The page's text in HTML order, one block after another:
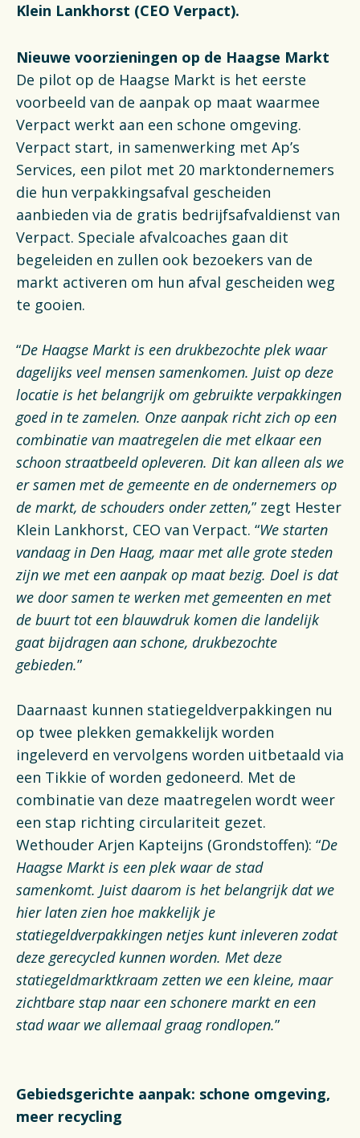
Klein Lankhorst (CEO Verpact).
Nieuwe voorzieningen op de Haagse Markt
De pilot op de Haagse Markt is het eerste
voorbeeld van de aanpak op maat waarmee
Verpact werkt aan een schone omgeving.
Verpact start, in samenwerking met Ap’s
Services, een pilot met 20 marktondernemers
die hun verpakkingsafval gescheiden
aanbieden via de gratis bedrijfsafvaldienst van
Verpact. Speciale afvalcoaches gaan dit
begeleiden en zullen ook bezoekers van de
markt activeren om hun afval gescheiden weg
te gooien.
“De Haagse Markt is een drukbezochte plek waar
dagelijks veel mensen samenkomen. Juist op deze
locatie is het belangrijk om gebruikte verpakkingen
goed in te zamelen. Onze aanpak richt zich op een
combinatie van maatregelen die met elkaar een
schoon straatbeeld opleveren. Dit kan alleen als we
er samen met de gemeente en de ondernemers op
de markt, de schouders onder zetten,” zegt Hester
Klein Lankhorst, CEO van Verpact. “We starten
vandaag in Den Haag, maar met alle grote steden
zijn we met een aanpak op maat bezig. Doel is dat
we door samen te werken met gemeenten en met
de buurt tot een blauwdruk komen die landelijk
gaat bijdragen aan schone, drukbezochte
gebieden.”
Daarnaast kunnen statiegeldverpakkingen nu
op twee plekken gemakkelijk worden
ingeleverd en vervolgens worden uitbetaald via
een Tikkie of worden gedoneerd. Met de
combinatie van deze maatregelen wordt weer
een stap richting circulariteit gezet.
Wethouder Arjen Kapteijns (Grondstoffen): “De
Haagse Markt is een plek waar de stad
samenkomt. Juist daarom is het belangrijk dat we
hier laten zien hoe makkelijk je
statiegeldverpakkingen netjes kunt inleveren zodat
deze gerecycled kunnen worden. Met deze
statiegeldmarktkraam zetten we een kleine, maar
zichtbare stap naar een schonere markt en een
stad waar we allemaal graag rondlopen.”
Gebiedsgerichte aanpak: schone omgeving,
meer recycling